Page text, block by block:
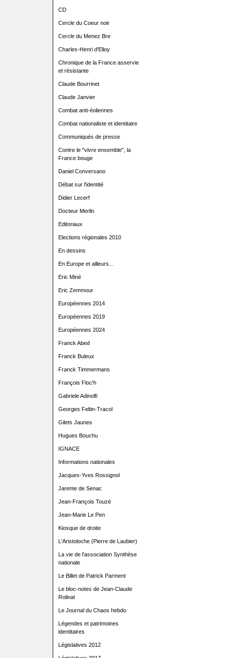
CD
Cercle du Coeur noir
Cercle du Menez Bre
Charles-Henri d'Elloy
Chronique de la France asservie
et résistante
Claude Bourrinet
Claude Janvier
Combat anti-éoliennes
Combat nationaliste et identitaire
Communiqués de presse
Contre le "vivre ensemble", la
France bouge
Daniel Conversano
Débat sur l'identité
Didier Lecerf
Docteur Merlin
Editoriaux
Elections régionales 2010
En dessins
En Europe et ailleurs...
Eric Miné
Eric Zemmour
Européennes 2014
Européennes 2019
Européennes 2024
Franck Abed
Franck Buleux
Franck Timmermans
François Floc'h
Gabriele Adinolfi
Georges Feltin-Tracol
Gilets Jaunes
Hugues Bouchu
IGNACE
Informations nationales
Jacques-Yves Rossignol
Jarente de Senac
Jean-François Touzé
Jean-Marie Le Pen
Kiosque de droite
L'Aristoloche (Pierre de Laubier)
La vie de l'association Synthèse
nationale
Le Billet de Patrick Parment
Le bloc-notes de Jean-Claude
Rolinat
Le Journal du Chaos hebdo
Légendes et patrimoines
identitaires
Législatives 2012